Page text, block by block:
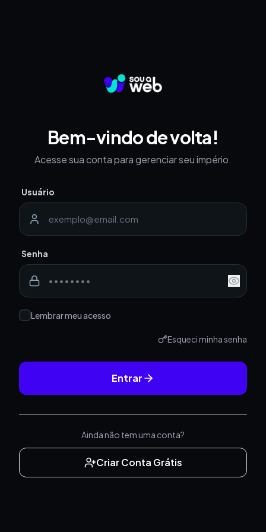
Bem-vindo de volta!
Acesse sua conta para gerenciar seu império.
Usuário
Senha
Lembrar meu acesso
Esqueci minha senha
Entrar
Ainda não tem uma conta?
Criar Conta Grátis